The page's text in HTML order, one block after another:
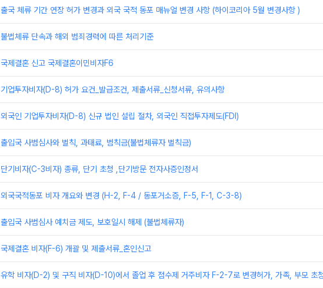
출국 체류 기간 연장 허가 변경과 외국 국적 동포 매뉴얼 변경 사항 (하이코리아 5월 변경사항 )
불법체류 단속과 해외 범죄경력에 따른 처리기준
국제결혼 신고 국제결혼이민비자F6
기업투자비자(D-8) 허가 요건_발급조건, 제출서류_신청서류, 유의사항
외국인 기업투자비자(D-8) 신규 법인 설립 절차, 외국인 직접투자제도(FDI)
출입국 사범심사와 벌칙, 과태료, 범칙금(불법체류자 벌칙금)
단기비자(C-3비자) 종류, 단기 초청 ,단기방문 전자사증인정서
외국국적동포 비자 개요와 변경 (H-2, F-4 / 동포거소증, F-5, F-1, C-3-8)
출입국 사범심사 예치금 제도, 보호일시 해제 (불법체류자)
국제결혼 비자(F-6) 개괄 및 제출서류_혼인신고
유학 비자(D-2) 및 구직 비자(D-10)에서 졸업 후 점수제 거주비자 F-2-7로 변경허가, 가족, 부모 초